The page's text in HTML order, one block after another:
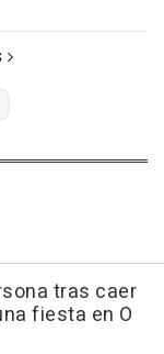
tras caer
fiesta en O